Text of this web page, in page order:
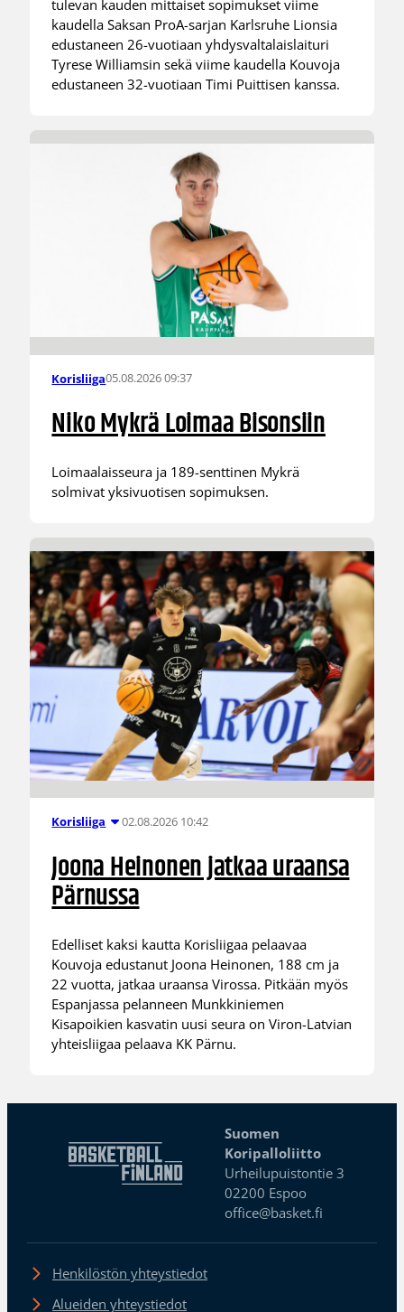
tulevan kauden mittaiset sopimukset viime
kaudella Saksan ProA-sarjan Karlsruhe Lionsia
edustaneen 26-vuotiaan yhdysvaltalaislaituri
Tyrese Williamsin sekä viime kaudella Kouvoja
edustaneen 32-vuotiaan Timi Puittisen kanssa.
Korisliiga05.08.2026 09:37
Niko Mykrä Loimaa Bisonsiin
Loimaalaisseura ja 189-senttinen Mykrä
solmivat yksivuotisen sopimuksen.
Korisliiga 02.08.2026 10:42
Joona Heinonen jatkaa uraansa
Pärnussa
Edelliset kaksi kautta Korisliigaa pelaavaa
Kouvoja edustanut Joona Heinonen, 188 cm ja
22 vuotta, jatkaa uraansa Virossa. Pitkään myös
Espanjassa pelanneen Munkkiniemen
Kisapoikien kasvatin uusi seura on Viron-Latvian
yhteisliigaa pelaava KK Pärnu.
Suomen
Koripalloliitto
Urheilupuistontie 3
02200 Espoo
office@basket.fi
Henkilöstön yhteystiedot
Alueiden yhteystiedot